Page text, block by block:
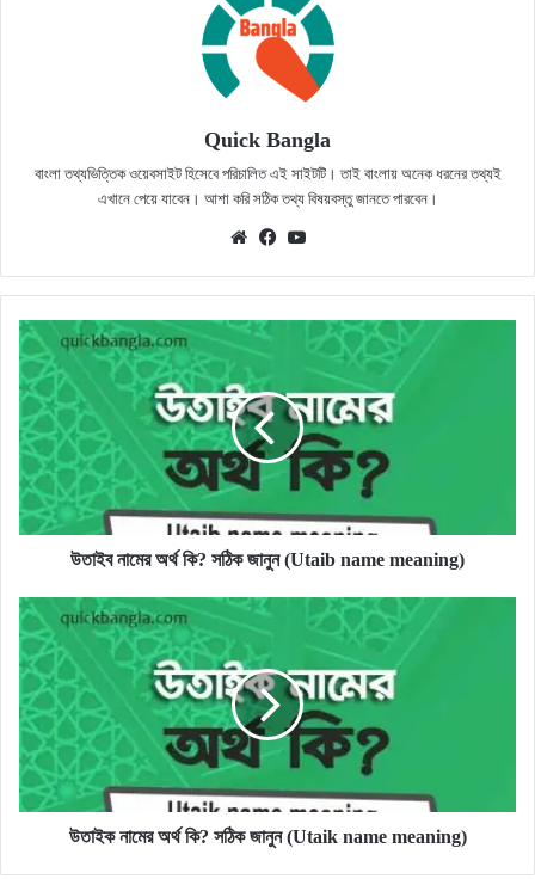
Quick Bangla
বাংলা তথ্যভিত্তিক ওয়েবসাইট হিসেবে পরিচালিত এই সাইটটি। তাই বাংলায় অনেক ধরনের তথ্যই
এখানে পেয়ে যাবেন। আশা করি সঠিক তথ্য বিষয়বস্তু জানতে পারবেন।
WebsiteFacebook
উতাইব
নামের
অর্থ
সঠিক
জানুন
(Utaib
name
meaning)
উতাইব নামের অর্থ কি? সঠিক জানুন (Utaib name meaning)
উতাইক
নামের
অর্থ
সঠিক
জানুন
(Utaik
name
meaning)
উতাইক নামের অর্থ কি? সঠিক জানুন (Utaik name meaning)